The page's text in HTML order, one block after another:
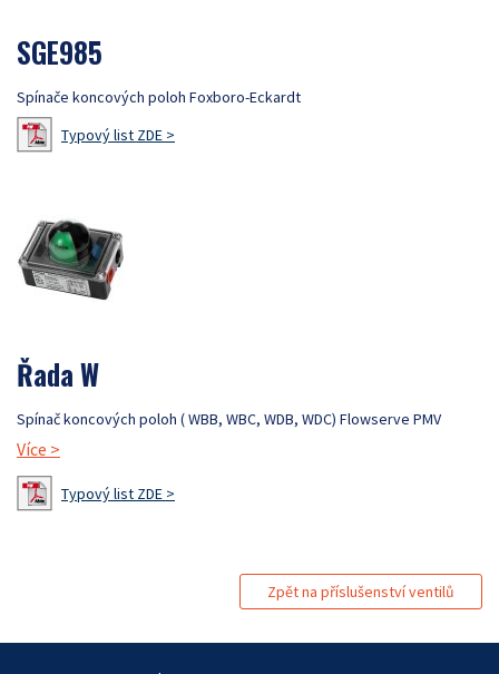
SGE985
Spínače koncových poloh Foxboro-Eckardt
Typový list ZDE >
Řada W
Spínač koncových poloh ( WBB, WBC, WDB, WDC) Flowserve PMV
Více >
Typový list ZDE >
Zpět na příslušenství ventilů